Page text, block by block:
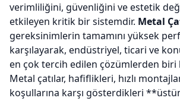
verimliliğini, güvenliğini ve estetik
etkileyen kritik bir sistemdir. Metal
gereksinimlerin tamamını yüksek
karşılayarak, endüstriyel, ticari ve
en çok tercih edilen çözümlerden biri
Metal çatılar, hafiflikleri, hızlı
koşullarına karşı gösterdikleri